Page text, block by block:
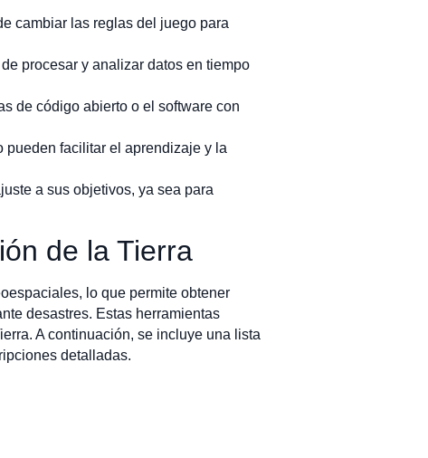
cambiar las reglas del juego para
procesar y analizar datos en tiempo
de código abierto o el software con
pueden facilitar el aprendizaje y la
a sus objetivos, ya sea para
de la Tierra
lo que permite obtener
desastres. Estas herramientas
A continuación, se incluye una lista
detalladas.